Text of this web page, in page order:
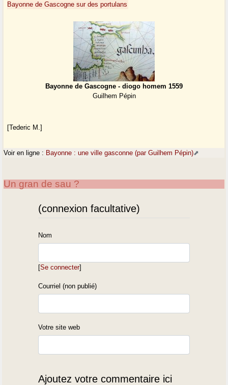
Bayonne de Gascogne sur des portulans
Bayonne de Gascogne - diogo homem 1559
Guilhem Pépin
[Tederic M.]
Voir en ligne : Bayonne : une ville gasconne (par Guilhem Pépin)
Un gran de sau ?
(connexion facultative)
Nom
[Se connecter]
Courriel (non publié)
Votre site web
Ajoutez votre commentaire ici